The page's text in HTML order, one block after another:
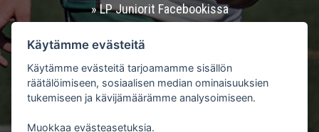
» LP Juniorit Facebookissa
» LP Juniorit Instagramissa
» LP Youtubessa
Käytämme evästeitä
Käytämme evästeitä tarjoamamme sisällön
räätälöimiseen, sosiaalisen median ominaisuuksien
tukemiseen ja kävijämäärämme analysoimiseen.
Muokkaa evästeasetuksia.